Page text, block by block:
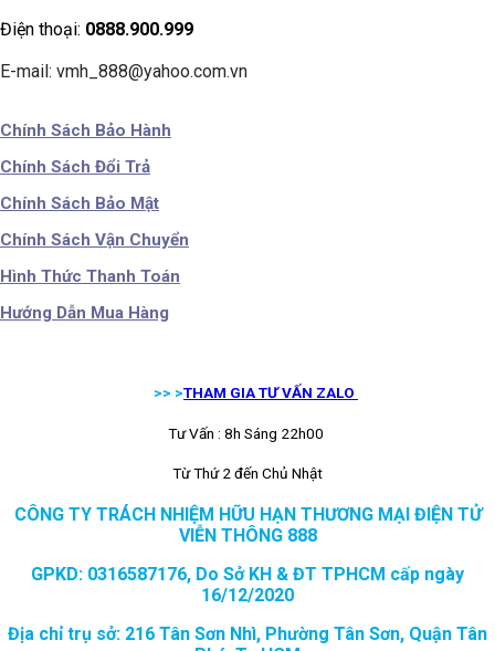
Điện thoại: 0888.900.999
E-mail: vmh_888@yahoo.com.vn
Chính Sách Bảo Hành
Chính Sách Đổi Trả
Chính Sách Bảo Mật
Chính Sách Vận Chuyển
Hình Thức Thanh Toán
Hướng Dẫn Mua Hàng
>> >THAM GIA TƯ VẤN ZALO
Tư Vấn : 8h Sáng 22h00
Từ Thứ 2 đến Chủ Nhật
CÔNG TY TRÁCH NHIỆM HỮU HẠN THƯƠNG MẠI ĐIỆN TỬ
VIỄN THÔNG 888
GPKD: 0316587176, Do Sở KH & ĐT TPHCM cấp ngày
16/12/2020
Địa chỉ trụ sở: 216 Tân Sơn Nhì, Phường Tân Sơn, Quận Tân